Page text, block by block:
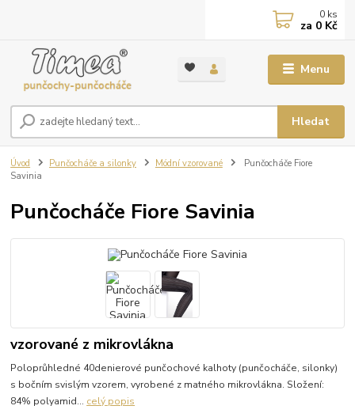
Menu
Hledat
0 ks
za 0 Kč
Úvod Punčocháče a silonky Módní vzorované
Punčocháče Fiore
Savinia
Punčocháče Fiore Savinia
vzorované z mikrovlákna
Poloprůhledné 40denierové punčochové kalhoty (punčocháče, silonky)
s bočním svislým vzorem, vyrobené z matného mikrovlákna. Složení:
84% polyamid... celý popis